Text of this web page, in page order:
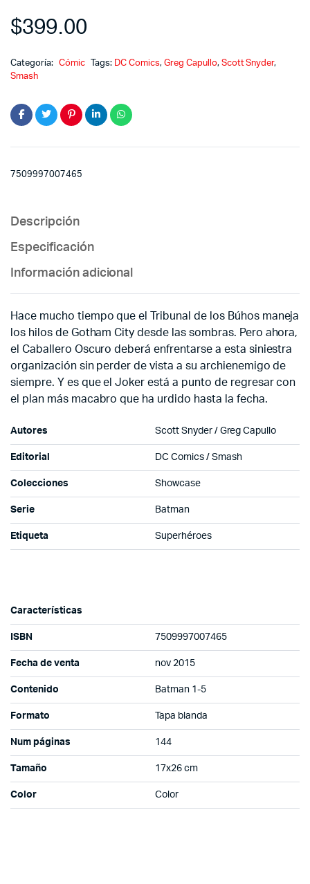
$399.00
Categoría: Cómic Tags: DC Comics,Greg Capullo, Scott Snyder,
Smash
7509997007465
Descripción
Especificación
Información adicional
Hace mucho tiempo que el Tribunal de los Búhos maneja
los hilos de Gotham City desde las sombras. Pero ahora,
el Caballero Oscuro deberá enfrentarse a esta siniestra
organización sin perder de vista a su archienemigo de
siempre. Y es que el Joker está a punto de regresar con
el plan más macabro que ha urdido hasta la fecha.
Autores Scott Snyder / Greg Capullo
Editorial DC Comics / Smash
Colecciones Showcase
Serie Batman
Etiqueta Superhéroes
Características
ISBN 7509997007465
Fecha de venta nov 2015
Contenido Batman 1-5
Formato Tapa blanda
Num páginas 144
Tamaño 17x26 cm
Color Color